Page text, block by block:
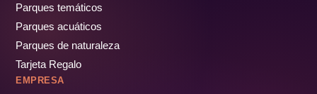
Parques temáticos
Parques acuáticos
Parques de naturaleza
Tarjeta Regalo
EMPRESA